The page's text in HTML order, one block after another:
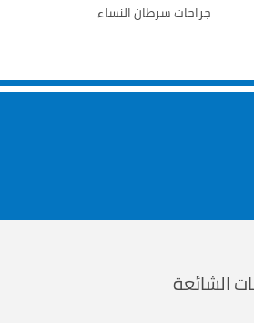
جراحات سرطان النساء
الشائعة